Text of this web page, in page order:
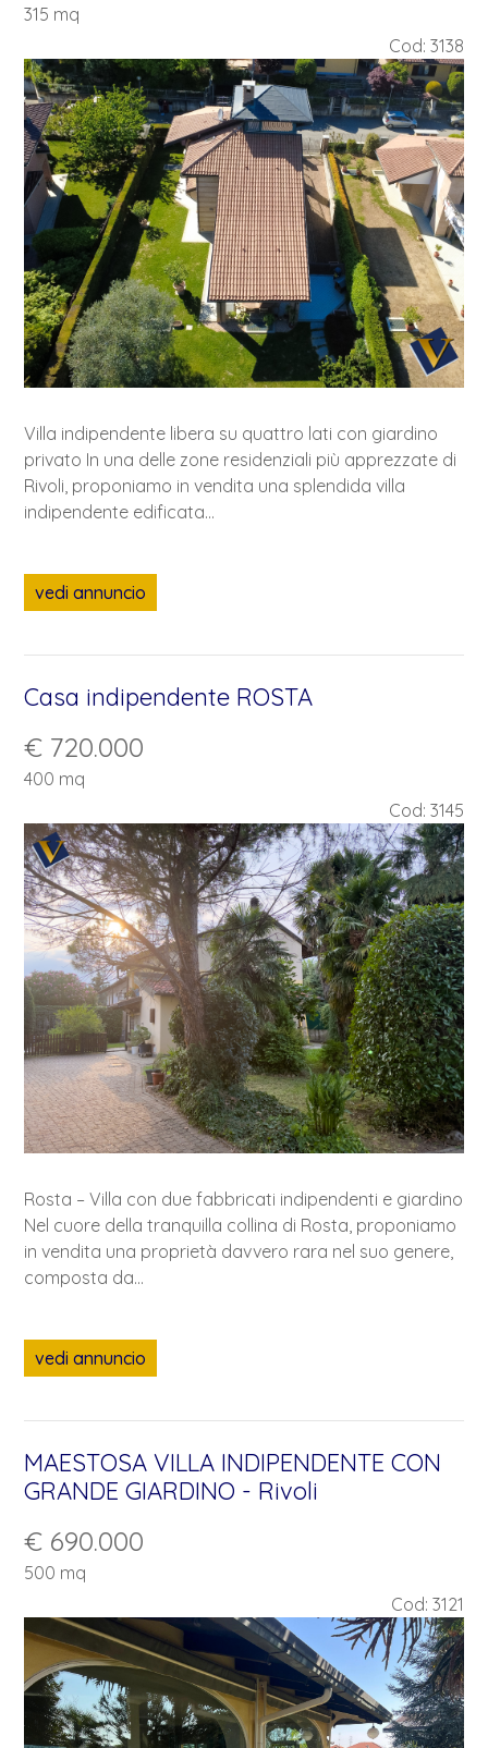
Inserisci la tua email nell'apposito campo,
ti invieremo i nuovi annunci compatibili con la
tua ricerca.
315 mq
Cod: 3138
Villa indipendente libera su quattro lati con giardino
privato In una delle zone residenziali più apprezzate di
Rivoli, proponiamo in vendita una splendida villa
indipendente edificata...
vedi annuncio
Casa indipendente ROSTA
€ 720.000
400 mq
Cod: 3145
Rosta – Villa con due fabbricati indipendenti e giardino
Nel cuore della tranquilla collina di Rosta, proponiamo
in vendita una proprietà davvero rara nel suo genere,
composta da...
vedi annuncio
MAESTOSA VILLA INDIPENDENTE CON
GRANDE GIARDINO - Rivoli
€ 690.000
500 mq
Cod: 3121